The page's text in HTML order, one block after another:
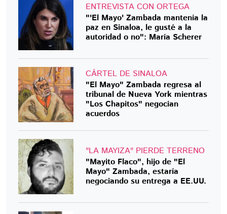
ENTREVISTA CON ORTEGA
"'El Mayo' Zambada mantenía la
paz en Sinaloa, le gusté a la
autoridad o no": María Scherer
CÁRTEL DE SINALOA
"El Mayo" Zambada regresa al
tribunal de Nueva York mientras
"Los Chapitos" negocian
acuerdos
"LA MAYIZA" PIERDE TERRENO
"Mayito Flaco", hijo de "El
Mayo" Zambada, estaría
negociando su entrega a EE.UU.